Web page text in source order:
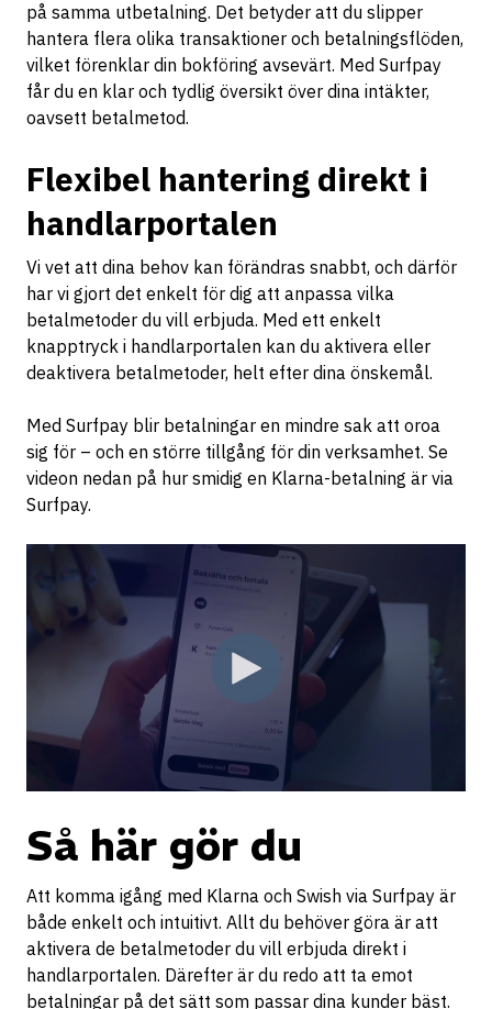
på samma utbetalning. Det betyder att du slipper
hantera flera olika transaktioner och betalningsflöden,
vilket förenklar din bokföring avsevärt. Med Surfpay
får du en klar och tydlig översikt över dina intäkter,
oavsett betalmetod.
Flexibel hantering direkt i
handlarportalen
Vi vet att dina behov kan förändras snabbt, och därför
har vi gjort det enkelt för dig att anpassa vilka
betalmetoder du vill erbjuda. Med ett enkelt
knapptryck i handlarportalen kan du aktivera eller
deaktivera betalmetoder, helt efter dina önskemål.
Med Surfpay blir betalningar en mindre sak att oroa
sig för – och en större tillgång för din verksamhet. Se
videon nedan på hur smidig en Klarna-betalning är via
Surfpay.
Så här gör du
Att komma igång med Klarna och Swish via Surfpay är
både enkelt och intuitivt. Allt du behöver göra är att
aktivera de betalmetoder du vill erbjuda direkt i
handlarportalen. Därefter är du redo att ta emot
betalningar på det sätt som passar dina kunder bäst.